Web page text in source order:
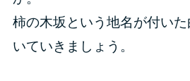
柿の木坂という地名が付い
いていきましょう。